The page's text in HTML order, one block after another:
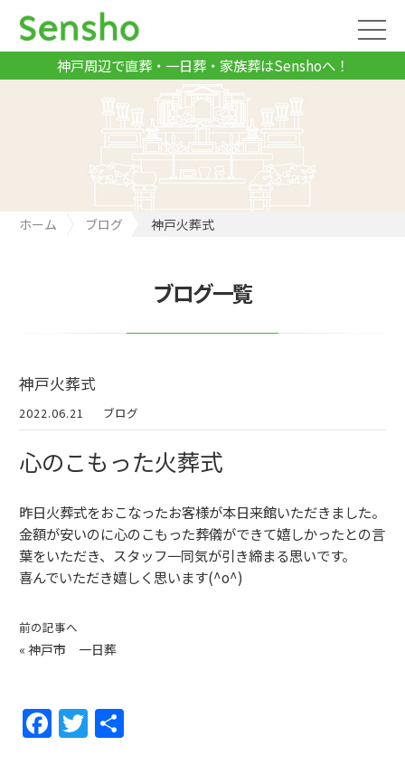
神戸周辺で直葬・一日葬・家族葬はSenshoへ！
ホーム ブログ 神戸火葬式
ブログ一覧
神戸火葬式
2022.06.21 ブログ
心のこもった火葬式
昨日火葬式をおこなったお客様が本日来館いただきました。
金額が安いのに心のこもった葬儀ができて嬉しかったとの言
葉をいただき、スタッフ一同気が引き締まる思いです。
喜んでいただき嬉しく思います(^o^)
前の記事へ
« 神戸市 一日葬
F
a
T
w